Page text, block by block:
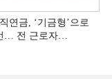
연금, ‘기금형’으로
… 전 근로자